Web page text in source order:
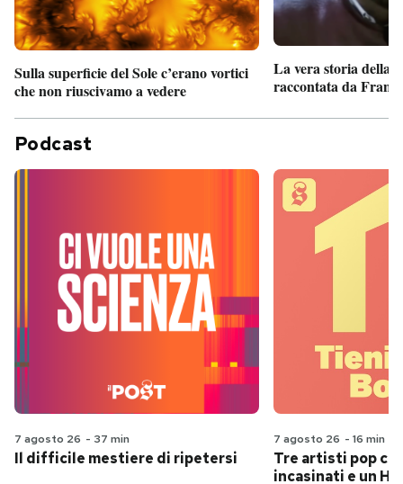
Sulla superficie del Sole c’erano vortici
che non riuscivamo a vedere
La vera storia della
raccontata da
Podcast
7 agosto 26 - 37 min
Il difficile mestiere di ripetersi
7 agosto 26 - 16 min
Tre artisti pop
incasinati e un